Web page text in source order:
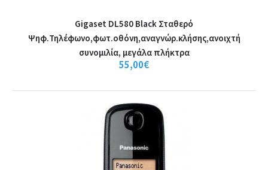
Gigaset DL580 Black Σταθερό
Ψηφ.Τηλέφωνο,φωτ.οθόνη,αναγνώρ.κλήσης,ανοιχτή
συνομιλία, μεγάλα πλήκτρα
55,00€